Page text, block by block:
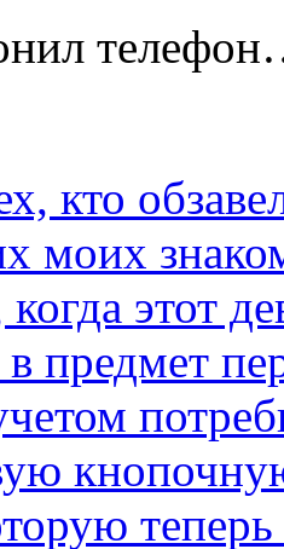
кто
моих
когда этот
в предмет